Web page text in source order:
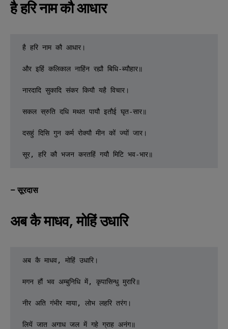
है हरि नाम कौ आधार
है हरि नाम कौ आधार।
और इहिं कलिकाल नाहिंन रह्यौ बिधि-ब्यौहार॥
नारदादि सुकादि संकर कियौ यहै विचार।
सकल स्रुति दधि मथत पायौ इतौई घृत-सार॥
दसहुं दिसि गुन कर्म रोक्यौ मीन कों ज्यों जार।
सूर, हरि कौ भजन करतहिं गयौ मिटि भव-भार॥
– सूरदास
अब कै माधव, मोहिं उधारि
अब कै माधव, मोहिं उधारि।
मगन हौं भव अम्बुनिधि में, कृपासिन्धु मुरारि॥
नीर अति गंभीर माया, लोभ लहरि तरंग।
लियें जात अगाध जल में गहे ग्राह अनंग॥